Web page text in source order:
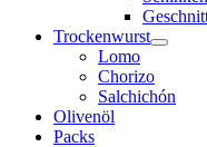
Trockenwurst
Lomo
Chorizo
Salchichón
Olivenöl
Packs